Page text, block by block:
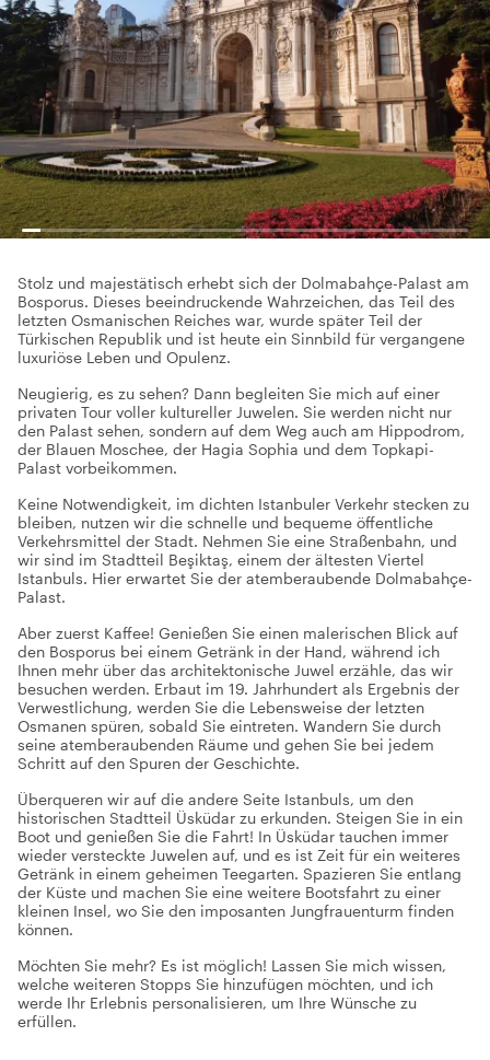
Stolz und majestätisch erhebt sich der Dolmabahçe-Palast am
Bosporus. Dieses beeindruckende Wahrzeichen, das Teil des
letzten Osmanischen Reiches war, wurde später Teil der
Türkischen Republik und ist heute ein Sinnbild für vergangene
luxuriöse Leben und Opulenz.
Neugierig, es zu sehen? Dann begleiten Sie mich auf einer
privaten Tour voller kultureller Juwelen. Sie werden nicht nur
den Palast sehen, sondern auf dem Weg auch am Hippodrom,
der Blauen Moschee, der Hagia Sophia und dem Topkapi-
Palast vorbeikommen.
Keine Notwendigkeit, im dichten Istanbuler Verkehr stecken zu
bleiben, nutzen wir die schnelle und bequeme öffentliche
Verkehrsmittel der Stadt. Nehmen Sie eine Straßenbahn, und
wir sind im Stadtteil Beşiktaş, einem der ältesten Viertel
Istanbuls. Hier erwartet Sie der atemberaubende Dolmabahçe-
Palast.
Aber zuerst Kaffee! Genießen Sie einen malerischen Blick auf
den Bosporus bei einem Getränk in der Hand, während ich
Ihnen mehr über das architektonische Juwel erzähle, das wir
besuchen werden. Erbaut im 19. Jahrhundert als Ergebnis der
Verwestlichung, werden Sie die Lebensweise der letzten
Osmanen spüren, sobald Sie eintreten. Wandern Sie durch
seine atemberaubenden Räume und gehen Sie bei jedem
Schritt auf den Spuren der Geschichte.
Überqueren wir auf die andere Seite Istanbuls, um den
historischen Stadtteil Üsküdar zu erkunden. Steigen Sie in ein
Boot und genießen Sie die Fahrt! In Üsküdar tauchen immer
wieder versteckte Juwelen auf, und es ist Zeit für ein weiteres
Getränk in einem geheimen Teegarten. Spazieren Sie entlang
der Küste und machen Sie eine weitere Bootsfahrt zu einer
kleinen Insel, wo Sie den imposanten Jungfrauenturm finden
können.
Möchten Sie mehr? Es ist möglich! Lassen Sie mich wissen,
welche weiteren Stopps Sie hinzufügen möchten, und ich
werde Ihr Erlebnis personalisieren, um Ihre Wünsche zu
erfüllen.